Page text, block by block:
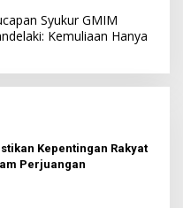
Syukur GMIM
Kemuliaan Hanya
Kepentingan Rakyat
Perjuangan